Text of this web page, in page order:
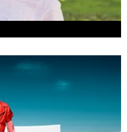
juryn i Sveriges Mästerkock.